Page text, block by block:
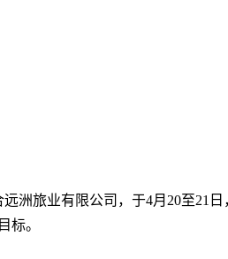
旅业有限公司，于4月20至21日
标。